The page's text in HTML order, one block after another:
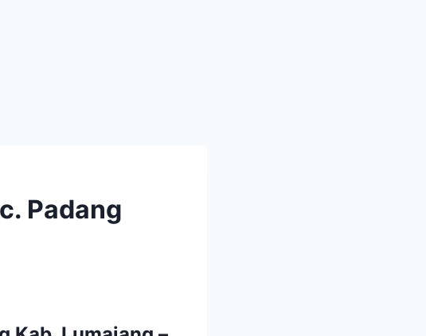
Padang